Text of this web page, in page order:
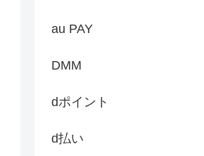
au PAY
DMM
dポイント
d払い